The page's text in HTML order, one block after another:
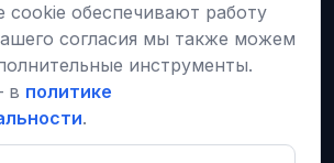
обеспечивают работу
согласия мы также можем
инструменты.
в политике
.